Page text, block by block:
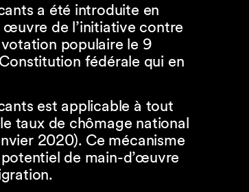
a été introduite en
œuvre de l’initiative contre
populaire le 9
fédérale qui en
est applicable à tout
taux de chômage national
2020). Ce mécanisme
de main-d’œuvre